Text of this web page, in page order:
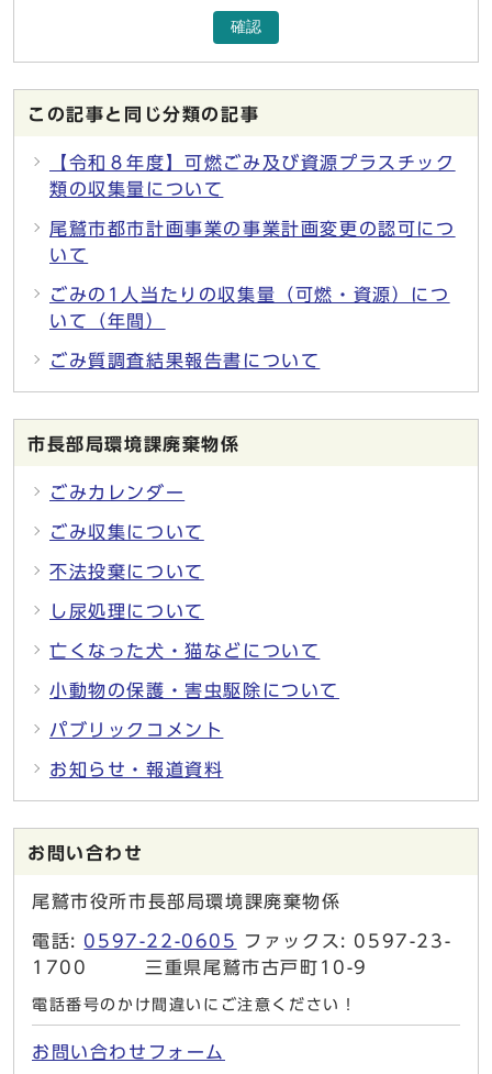
確認
この記事と同じ分類の記事
【令和８年度】可燃ごみ及び資源プラスチック
類の収集量について
尾鷲市都市計画事業の事業計画変更の認可につ
いて
ごみの1人当たりの収集量（可燃・資源）につ
いて（年間）
ごみ質調査結果報告書について
市長部局環境課廃棄物係
ごみカレンダー
ごみ収集について
不法投棄について
し尿処理について
亡くなった犬・猫などについて
小動物の保護・害虫駆除について
パブリックコメント
お知らせ・報道資料
お問い合わせ
尾鷲市役所市長部局環境課廃棄物係
電話: 0597-22-0605
ファックス: 0597-23-
1700 三重県尾鷲市古戸町10-9
電話番号のかけ間違いにご注意ください！
お問い合わせフォーム